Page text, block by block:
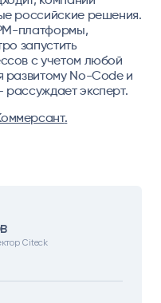
Citeck
российские решения.
платформы,
запустить
с учетом любой
развитому No-Code и
эксперт.
.